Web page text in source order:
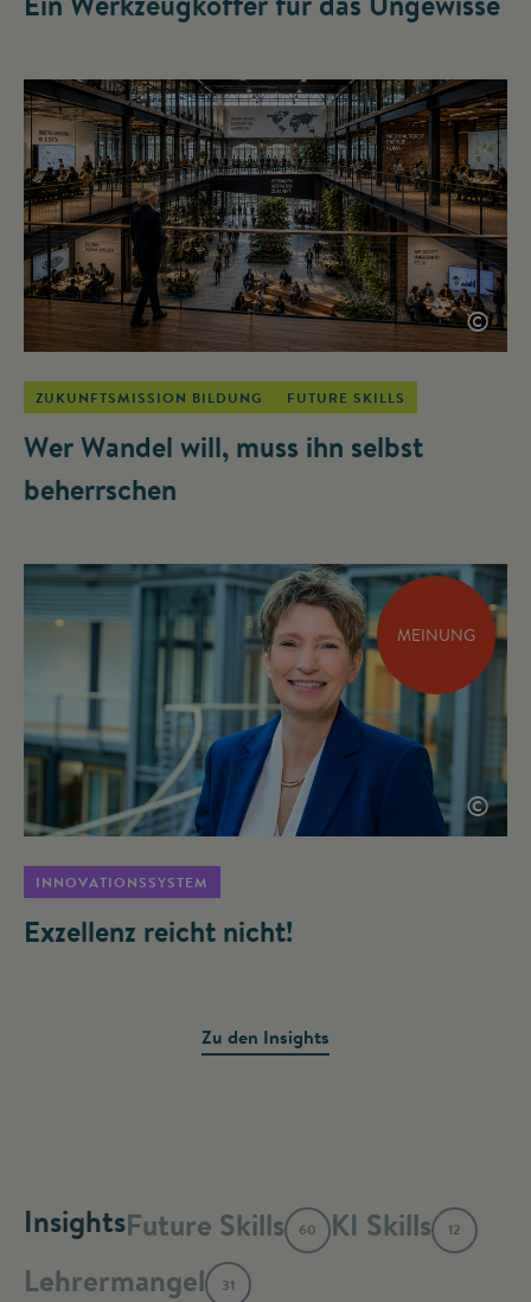
©
ZUKUNFTSMISSION BILDUNG FUTURE SKILLS
Wer Wandel will, muss ihn selbst
beherrschen
MEINUNG
©
INNOVATIONSSYSTEM
Exzellenz reicht nicht!
Zu den Insights
InsightsFuture Skills 60 KI Skills 12
Lehrermangel 31